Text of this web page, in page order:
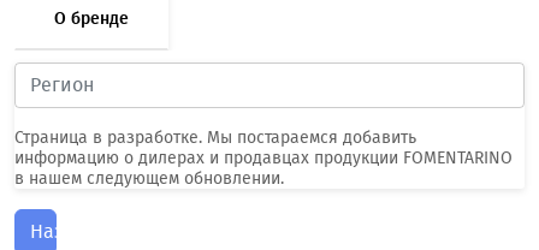
О бренде
Страница в разработке. Мы постараемся добавить
информацию о дилерах и продавцах продукции FOMENTARINO
в нашем следующем обновлении.
Назад